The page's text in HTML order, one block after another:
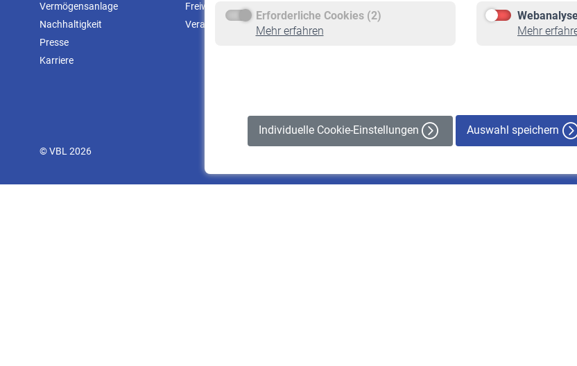
Erforderliche Cookies (2)
Mehr erfahren
Mehr
Individuelle Cookie-Einstellungen Auswahl speichern
Vermögensanlage
Nachhaltigkeit
Presse
Karriere
Freiwillige Versicherung
Veranstaltungen
Staatliche Förderung
Rente beantragen
Rentenauszahlung
© VBL 2026